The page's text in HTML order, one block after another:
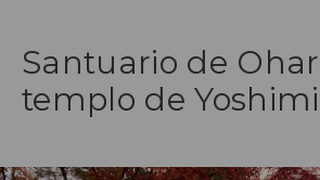
Santuario de
templo de